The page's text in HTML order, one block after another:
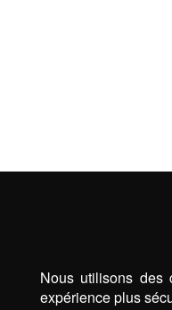
Nous utilisons des
expérience plus